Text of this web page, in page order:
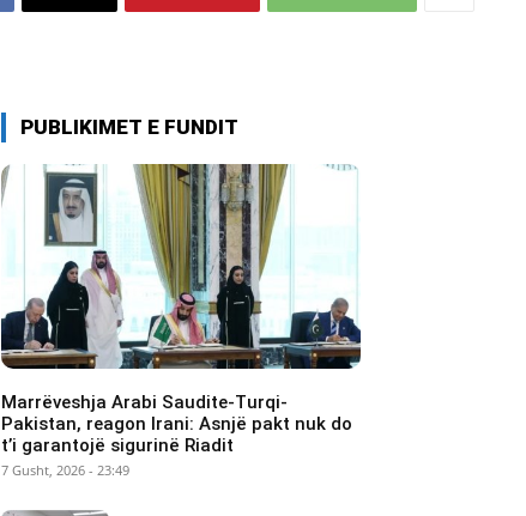
PUBLIKIMET E FUNDIT
Marrëveshja Arabi Saudite-Turqi-
Pakistan, reagon Irani: Asnjë pakt nuk do
t’i garantojë sigurinë Riadit
7 Gusht, 2026 - 23:49